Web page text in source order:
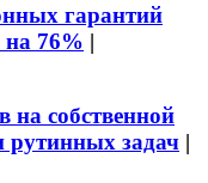
гарантий
на 76% |
на собственной
рутинных задач |